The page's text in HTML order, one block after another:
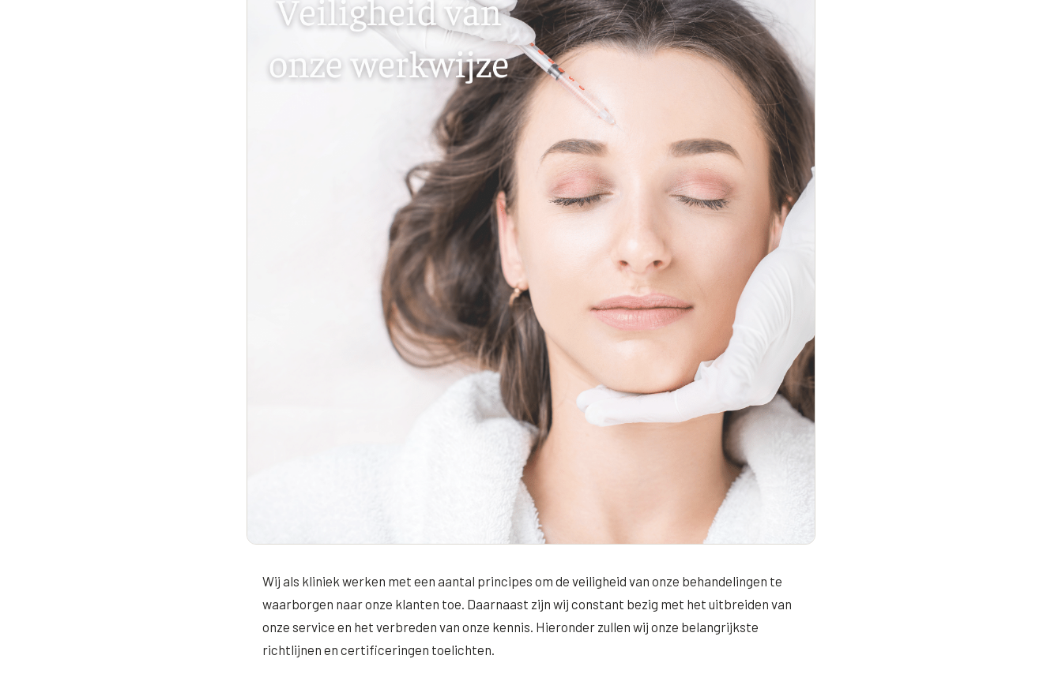
Ingevallen slapen
Bekijk alle zones →
Juvéderm Volbella
Prostrolane
Saypha Volume
Saypha Volume Plus
Sculptra (collageen
aanmaak)
Silhouette Soft
Teosyal Redensity
Alle behandelingen →
Wij als kliniek werken met een aantal principes om de veiligheid van onze behandelingen te
waarborgen naar onze klanten toe. Daarnaast zijn wij constant bezig met het uitbreiden van
onze service en het verbreden van onze kennis. Hieronder zullen wij onze belangrijkste
richtlijnen en certificeringen toelichten.